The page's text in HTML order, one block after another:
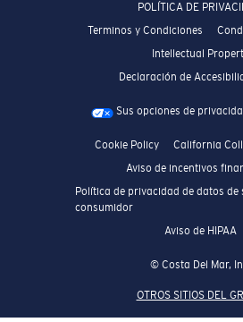
POLÍTICA DE
Terminos y Condiciones
Intellectual
Declaración de
Sus opciones de
Cookie Policy
California
Aviso de incentivos
Política de privacidad de datos de
consumidor
Aviso de HIPAA
© Costa Del Mar,
OTROS SITIOS DEL